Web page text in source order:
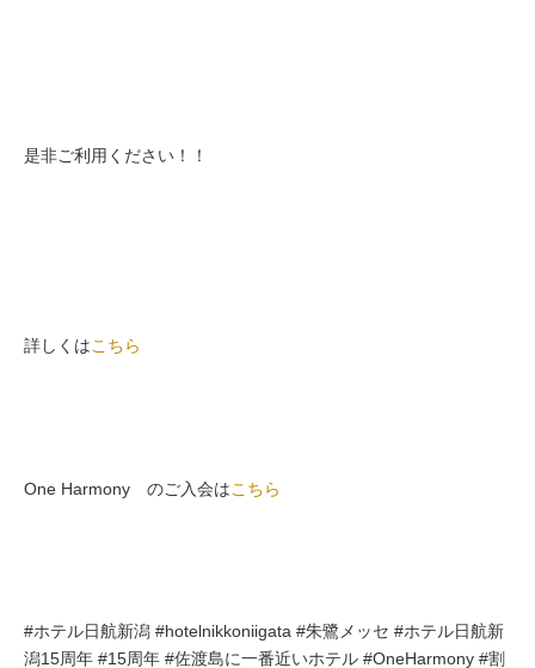
是非ご利用ください！！
詳しくはこちら
One Harmony のご入会はこちら
#ホテル日航新潟 #hotelnikkoniigata #朱鷺メッセ #ホテル日航新
潟15周年 #15周年 #佐渡島に一番近いホテル #OneHarmony #割